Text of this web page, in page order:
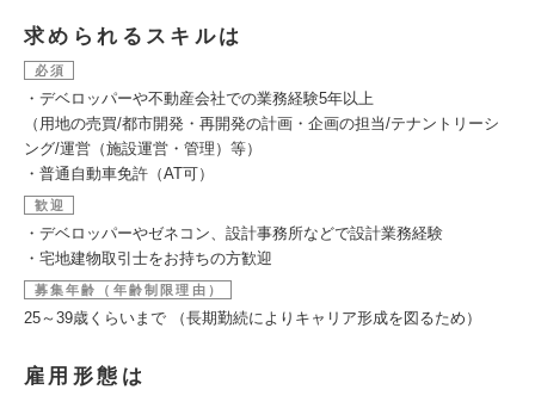
求められるスキルは
必須
・デベロッパーや不動産会社での業務経験5年以上
（用地の売買/都市開発・再開発の計画・企画の担当/テナントリーシ
ング/運営（施設運営・管理）等）
・普通自動車免許（AT可）
歓迎
・デベロッパーやゼネコン、設計事務所などで設計業務経験
・宅地建物取引士をお持ちの方歓迎
募集年齢（年齢制限理由）
25～39歳くらいまで （長期勤続によりキャリア形成を図るため）
雇用形態は